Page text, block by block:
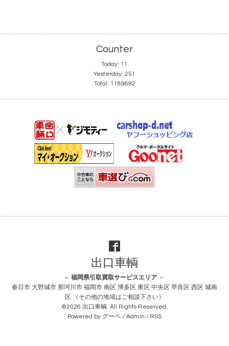
Counter
Today: 11
Yesterday: 251
Total: 1189692
出口車輌
～ 福岡県引取買取サービスエリア～
春日市 大野城市 那珂川市 福岡市 南区 博多区 東区 中央区 早良区 西区 城南
区 （その他の地域はご相談下さい）
©2026 出口車輌. All Rights Reserved.
Powered by グーペ / Admin / RSS